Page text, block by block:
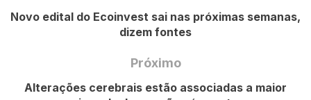
Novo edital do Ecoinvest sai nas próximas semanas,
dizem fontes
Próximo
Alterações cerebrais estão associadas a maior